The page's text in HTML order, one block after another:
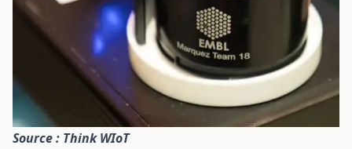
Source : Think WIoT